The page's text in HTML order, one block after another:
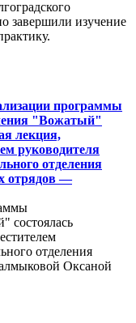
завершили изучение
программы
"Вожатый"
лекция,
руководителя
отделения
отрядов —
состоялась
отделения
Оксаной